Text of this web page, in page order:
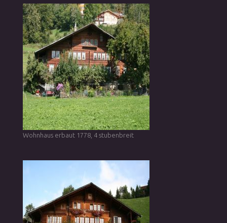
Wohnhaus erbaut 1778, 4 stubenbreit